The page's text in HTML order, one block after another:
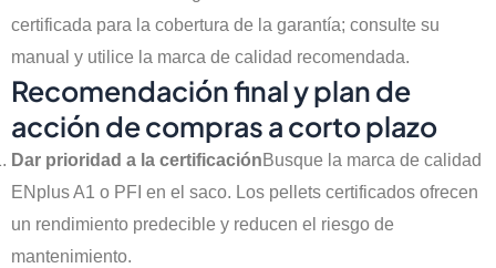
certificada para la cobertura de la garantía; consulte su
manual y utilice la marca de calidad recomendada.
Recomendación final y plan de
acción de compras a corto plazo
Dar prioridad a la certificaciónBusque la marca de calidad
ENplus A1 o PFI en el saco. Los pellets certificados ofrecen
un rendimiento predecible y reducen el riesgo de
mantenimiento.